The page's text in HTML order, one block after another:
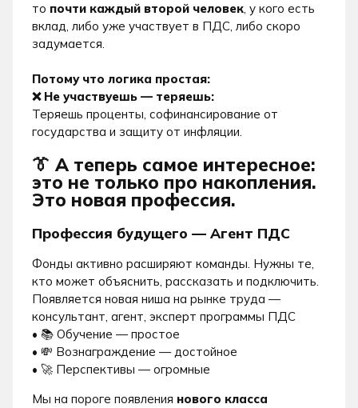
то почти каждый второй человек, у кого есть
вклад, либо уже участвует в ПДС, либо скоро
задумается.
Потому что логика простая:
❌ Не участвуешь — теряешь:
Теряешь проценты, софинансирование от
государства и защиту от инфляции.
👔 А теперь самое интересное:
это не только про накопления.
Это новая профессия.
Профессия будущего — Агент ПДС
Фонды активно расширяют команды. Нужны те,
кто может объяснить, рассказать и подключить.
Появляется новая ниша на рынке труда —
консультант, агент, эксперт программы ПДС
• 📚 Обучение — простое
• 💸 Вознаграждение — достойное
• 🚀 Перспективы — огромные
Мы на пороге появления нового класса